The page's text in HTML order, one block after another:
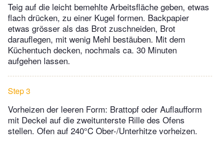
Teig auf die leicht bemehlte Arbeitsfläche geben, etwas
flach drücken, zu einer Kugel formen. Backpapier
etwas grösser als das Brot zuschneiden, Brot
darauflegen, mit wenig Mehl bestäuben. Mit dem
Küchentuch decken, nochmals ca. 30 Minuten
aufgehen lassen.
Step 3
Vorheizen der leeren Form: Brattopf oder Auflaufform
mit Deckel auf die zweitunterste Rille des Ofens
stellen. Ofen auf 240°C Ober-/Unterhitze vorheizen.